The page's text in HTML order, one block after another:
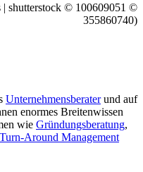
shutterstock © 100609051 ©
355860740)
Unternehmensberaterund auf
enormes Breitenwissen
wie Gründungsberatung,
Turn-Around Management